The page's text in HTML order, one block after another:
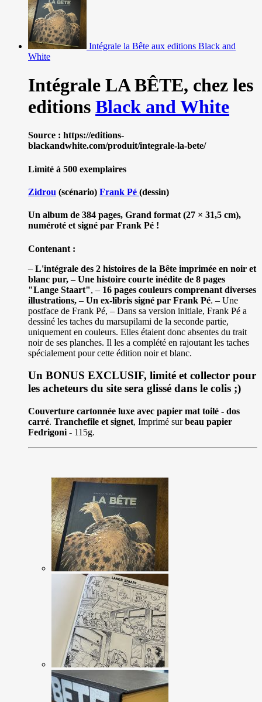
Intégrale la Bête aux editions Black and
White
Intégrale LA BÊTE, chez les
editions Black and White
Source : https://editions-
blackandwhite.com/produit/integrale-la-bete/
Limité à 500 exemplaires
Zidrou (scénario) Frank Pé (dessin)
Un album de 384 pages, Grand format (27 × 31,5 cm),
numéroté et signé par Frank Pé !
Contenant :
– L'intégrale des 2 histoires de la Bête imprimée en noir et
blanc pur, – Une histoire courte inédite de 8 pages
"Lange Staart", – 16 pages couleurs comprenant diverses
illustrations, – Un ex-libris signé par Frank Pé. – Une
postface de Frank Pé, – Dans sa version initiale, Frank Pé a
dessiné les taches du marsupilami de la seconde partie,
uniquement en couleurs. Elles étaient donc absentes du trait
noir de ses planches. Il les a complété en rajoutant les taches
spécialement pour cette édition noir et blanc.
Un BONUS EXCLUSIF, limité et collector pour
les acheteurs du site sera glissé dans le colis ;)
Couverture cartonnée luxe avec papier mat toilé - dos
carré. Tranchefile et signet, Imprimé surbeau papier
Fedrigoni - 115g.